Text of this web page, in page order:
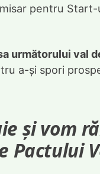
pentru
următorului val
a-și spori
și vom